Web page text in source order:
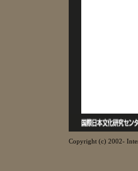
Copyright (c) 2002-